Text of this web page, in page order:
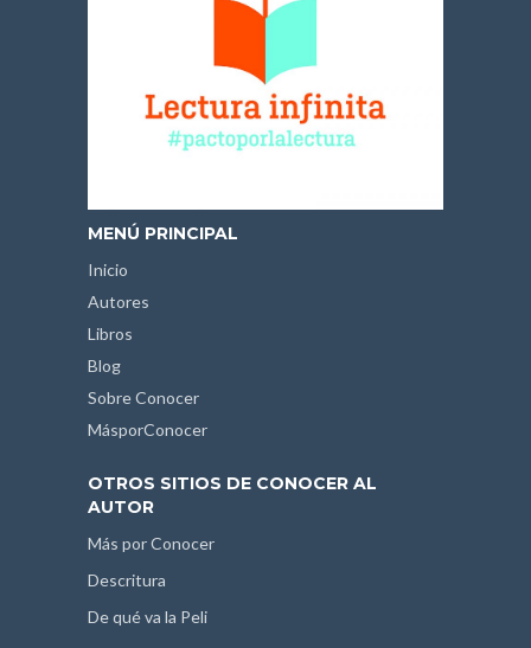
MENÚ PRINCIPAL
Inicio
Autores
Libros
Blog
Sobre Conocer
MásporConocer
OTROS SITIOS DE CONOCER AL
AUTOR
Más por Conocer
Descritura
De qué va la Peli